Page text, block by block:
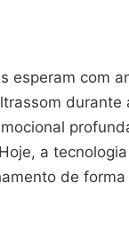
esperam com
durante
a
de